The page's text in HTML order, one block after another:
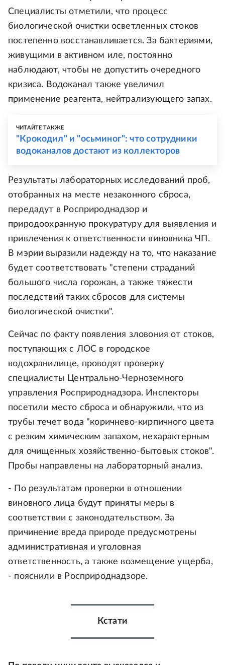
Специалисты отметили, что процесс
биологической очистки осветленных стоков
постепенно восстанавливается. За бактериями,
живущими в активном иле, постоянно
наблюдают, чтобы не допустить очередного
кризиса. Водоканал также увеличил
применение реагента, нейтрализующего запах.
ЧИТАЙТЕ ТАКЖЕ
"Крокодил" и "осьминог": что сотрудники
водоканалов достают из коллекторов
Результаты лабораторных исследований проб,
отобранных на месте незаконного сброса,
передадут в Росприроднадзор и
природоохранную прокуратуру для выявления и
привлечения к ответственности виновника ЧП.
В мэрии выразили надежду на то, что наказание
будет соответствовать "степени страданий
большого числа горожан, а также тяжести
последствий таких сбросов для системы
биологической очистки".
Сейчас по факту появления зловония от стоков,
поступающих с ЛОС в городское
водохранилище, проводят проверку
специалисты Центрально-Черноземного
управления Росприроднадзора. Инспекторы
посетили место сброса и обнаружили, что из
трубы течет вода "коричнево-кирпичного цвета
с резким химическим запахом, нехарактерным
для очищенных хозяйственно-бытовых стоков".
Пробы направлены на лабораторный анализ.
- По результатам проверки в отношении
виновного лица будут приняты меры в
соответствии с законодательством. За
причинение вреда природе предусмотрены
административная и уголовная
ответственность, а также возмещение ущерба,
- пояснили в Росприроднадзоре.
Кстати